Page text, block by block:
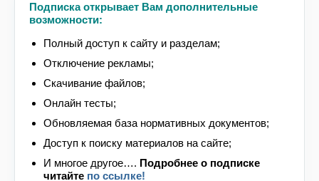
за счет экономии денежных средств,
выплату денежного довольствия
сотрудников, сотрудникам на основании
мотивированного рапорта оказывается
дополнительная материальная помощь в
размере не более двух окладов денежного
содержания, установленных на день
осуществления выплаты, в случаях:
а) рождения ребенка при предъявлении
копии свидетельства о рождении;
Подписка открывает Вам дополнительные
возможности:
Полный доступ к сайту и разделам;
Отключение рекламы;
Скачивание файлов;
Онлайн тесты;
Обновляемая база нормативных документов;
Доступ к поиску материалов на сайте;
И многое другое…. Подробнее о подписке
читайте по ссылке!